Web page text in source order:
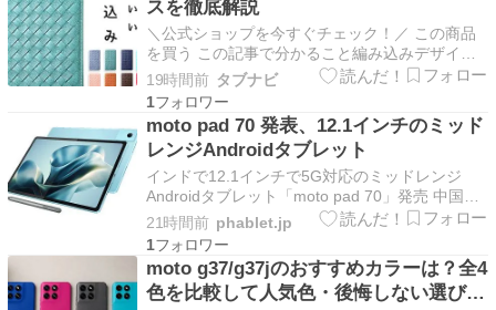
スを徹底解説
＼公式ショップを今すぐチェック！／ この商品
を買う この記事で分かること編み込みデザイン
の高品質な手帳型スマホケースの特徴がわかる使
い勝手や耐久性、注意点を詳しく理解できる購入
前に知っておきたいFAQやまとめポイントが確認
できる 編み込みデザインが魅力の手帳型スマホ
ケースの特徴…
19時間前 タブナビ
1
moto pad 70 発表、12.1インチのミッド
レンジAndroidタブレット
インドで12.1インチで5G対応のミッドレンジ
Androidタブレット「moto pad 70」発売 中国の
レノボグループ Motorola Mobilityは2026年8月8
日、海外で12.1インチディスプレイのAnd […]
21時間前 phablet.jp
1
moto g37/g37jのおすすめカラーは？全4
色を比較して人気色・後悔しない選び方